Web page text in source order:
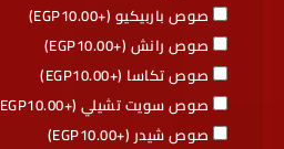
صوص باربيكيو (+
EGP10.00
)
صوص رانش (+
EGP10.00
)
صوص تكاسا (+
EGP10.00
)
صوص سويت تشيلي (+
EGP10.00
صوص شيدر (+
EGP10.00
)